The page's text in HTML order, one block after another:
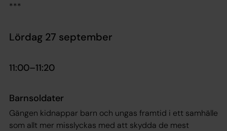
***
Lördag 27 september
11:00­–11:20
Barnsoldater
Gängen kidnappar barn och ungas framtid i ett samhälle
som allt mer misslyckas med att skydda de mest